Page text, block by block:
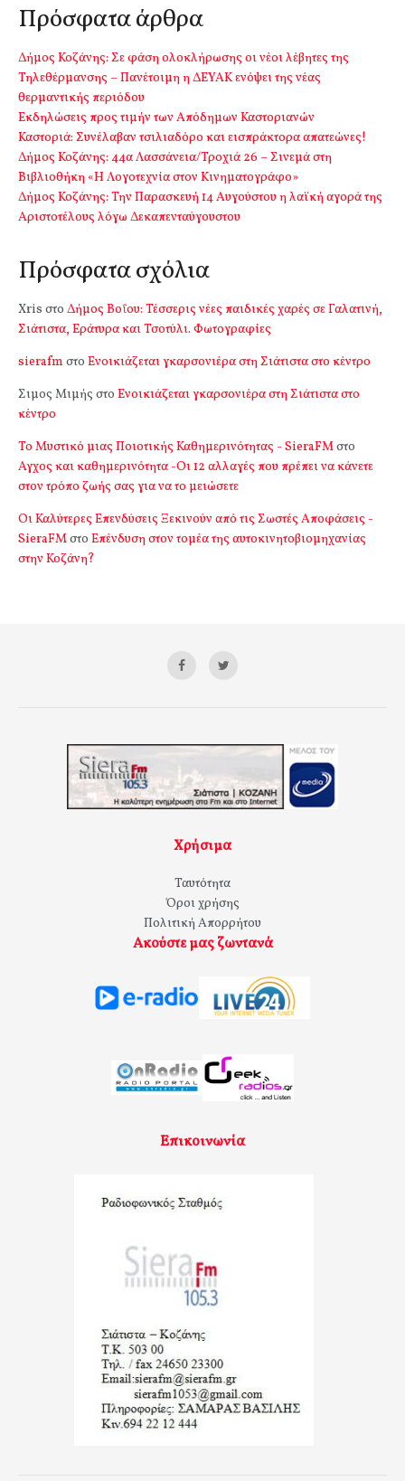
Πρόσφατα άρθρα
Δήμος Κοζάνης: Σε φάση ολοκλήρωσης οι νέοι λέβητες της
Τηλεθέρμανσης – Πανέτοιμη η ΔΕΥΑΚ ενόψει της νέας
θερμαντικής περιόδου
Εκδηλώσεις προς τιμήν των Απόδημων Καστοριανών
Καστοριά: Συνέλαβαν τσιλιαδόρο και εισπράκτορα απατεώνες!
Δήμος Κοζάνης: 44α Λασσάνεια/Τροχιά 26 – Σινεμά στη
Βιβλιοθήκη «Η Λογοτεχνία στον Κινηματογράφο»
Δήμος Κοζάνης: Την Παρασκευή 14 Αυγούστου η λαϊκή αγορά της
Αριστοτέλους λόγω Δεκαπενταύγουστου
Πρόσφατα σχόλια
Xris στο Δήμος Βοΐου: Τέσσερις νέες παιδικές χαρές σε Γαλατινή,
Σιάτιστα, Εράτυρα και Τσοτύλι. Φωτογραφίες
sierafm στο Ενοικιάζεται γκαρσονιέρα στη Σιάτιστα στο κέντρο
Σιμος Μιμής στο Ενοικιάζεται γκαρσονιέρα στη Σιάτιστα στο
κέντρο
Το Μυστικό μιας Ποιοτικής Καθημερινότητας - SieraFMστο
Αγχος και καθημερινότητα -Οι 12 αλλαγές που πρέπει να κάνετε
στον τρόπο ζωής σας για να το μειώσετε
Οι Καλύτερες Επενδύσεις Ξεκινούν από τις Σωστές Αποφάσεις -
SieraFMστο Επένδυση στον τομέα της αυτοκινητοβιομηχανίας
στην Κοζάνη?
Χρήσιμα
Ταυτότητα
Όροι χρήσης
Πολιτική Απορρήτου
Ακούστε μας ζωντανά
Επικοινωνία